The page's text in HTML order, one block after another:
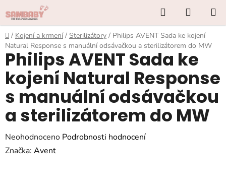
na
obsah
Hledat
KOŠÍK
Domů
/ Kojení a krmení / Sterilizátory / Philips AVENT Sada ke kojení
Natural Response s manuální odsávačkou a sterilizátorem do MW
Philips AVENT Sada ke
kojení Natural Response
s manuální odsávačkou
a sterilizátorem do MW
Průměrné
hodnocení
Neohodnoceno Podrobnosti hodnocení
Značka: Avent